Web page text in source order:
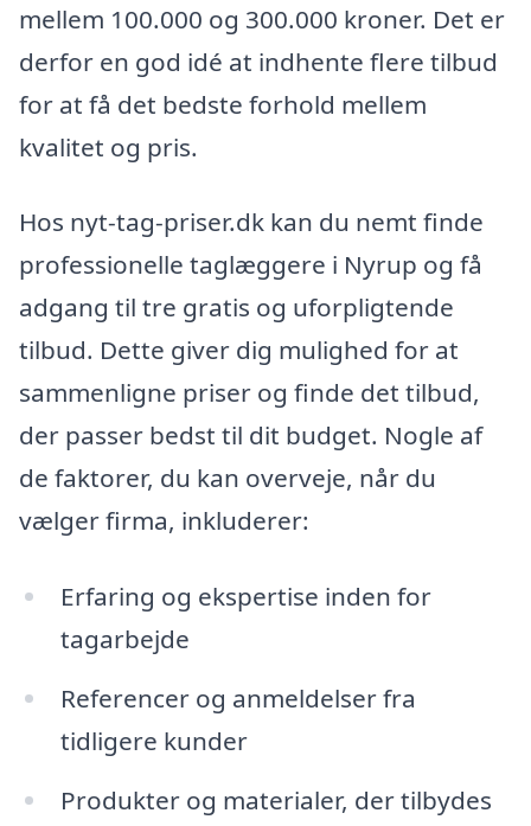
mellem 100.000 og 300.000 kroner. Det er
derfor en god idé at indhente flere tilbud
for at få det bedste forhold mellem
kvalitet og pris.
Hos nyt-tag-priser.dk kan du nemt finde
professionelle taglæggere i Nyrup og få
adgang til tre gratis og uforpligtende
tilbud. Dette giver dig mulighed for at
sammenligne priser og finde det tilbud,
der passer bedst til dit budget. Nogle af
de faktorer, du kan overveje, når du
vælger firma, inkluderer:
Erfaring og ekspertise inden for
tagarbejde
Referencer og anmeldelser fra
tidligere kunder
Produkter og materialer, der tilbydes